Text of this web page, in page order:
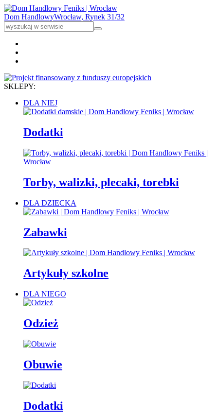
Dom HandlowyWrocław, Rynek 31/32
SKLEPY:
DLA NIEJ
Dodatki
Torby, walizki, plecaki, torebki
DLA DZIECKA
Zabawki
Artykuły szkolne
DLA NIEGO
Odzież
Obuwie
Dodatki